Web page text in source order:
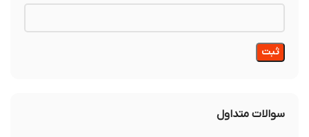
سوالات متداول